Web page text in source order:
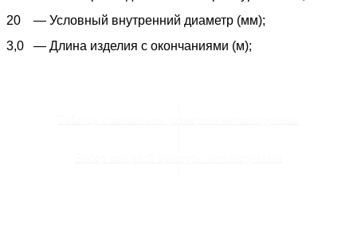
20 — Условный внутренний диаметр (мм);
3,0 — Длина изделия с окончаниями (м);